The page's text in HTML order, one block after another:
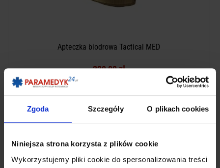
Zgoda Szczegóły O plikach cookies
Niniejsza strona korzysta z plików cookie
Wykorzystujemy pliki cookie do spersonalizowania treści
Apteczka biodrowa Tactical MED
229,00 zł